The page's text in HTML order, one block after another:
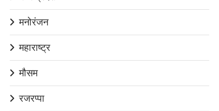
मनोरंजन
महाराष्ट्र
मौसम
रजरप्पा